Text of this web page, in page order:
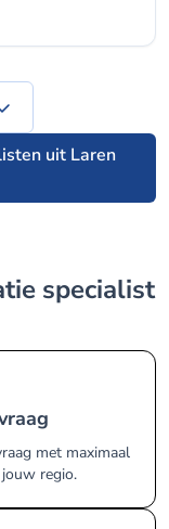
uit Laren
met maximaal
regio.